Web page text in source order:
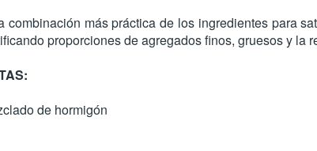
combinación más práctica de los ingredientes para
proporciones de agregados finos, gruesos y la
de hormigón